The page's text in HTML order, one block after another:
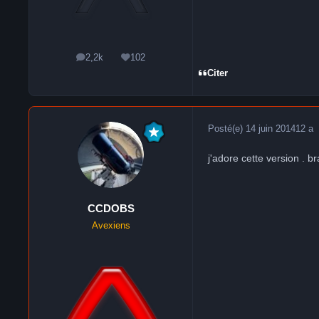
2,2k
messages102
Réputation
Citer
CCDOBS
Avexiens
Posté(e) 14 juin 201412 a
j'adore cette version .